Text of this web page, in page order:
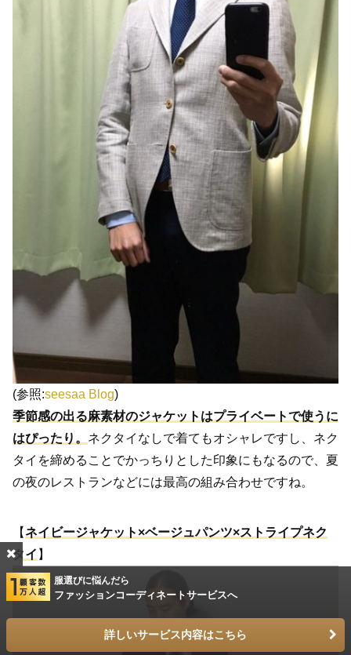
(参照:seesaa Blog)
季節感の出る麻素材のジャケットはプライベートで使うに
はぴったり。 ネクタイなしで着てもオシャレですし、ネク
タイを締めることでかっちりとした印象にもなるので、夏
の夜のレストランなどには最高の組み合わせですね。
【ネイビージャケット×ベージュパンツ×ストライプネク
タイ 】
服選びに悩んだら
ファッションコーディネートサービスへ
詳しいサービス内容はこちら